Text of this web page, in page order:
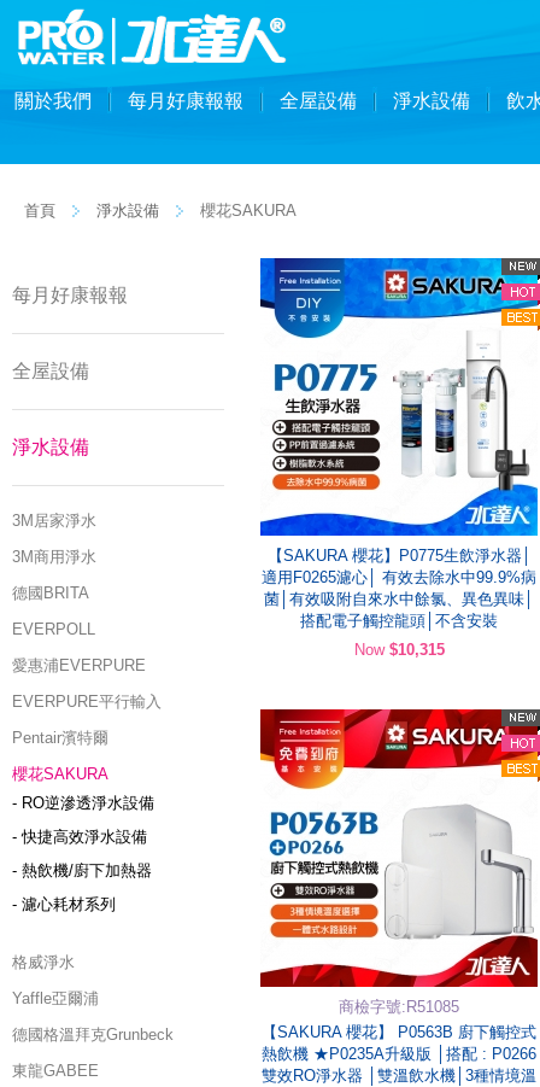
關於我們 每月好康報報 全屋設備 淨水設備 飲
首頁 淨水設備 櫻花SAKURA
每月好康報報
全屋設備
淨水設備
3M居家淨水
3M商用淨水
德國BRITA
EVERPOLL
愛惠浦EVERPURE
EVERPURE平行輸入
Pentair濱特爾
櫻花SAKURA
- RO逆滲透淨水設備
- 快捷高效淨水設備
- 熱飲機/廚下加熱器
- 濾心耗材系列
格威淨水
Yaffle亞爾浦
德國格溫拜克Grunbeck
東龍GABEE
【SAKURA 櫻花】P0775生飲淨水器│
適用F0265濾心│ 有效去除水中99.9%病
菌│有效吸附自來水中餘氯、異色異味│
搭配電子觸控龍頭│不含安裝
Now $10,315
商檢字號:R51085
【SAKURA 櫻花】 P0563B 廚下觸控式
熱飲機 ★P0235A升級版 │搭配 : P0266
雙效RO淨水器 │雙溫飲水機│3種情境溫